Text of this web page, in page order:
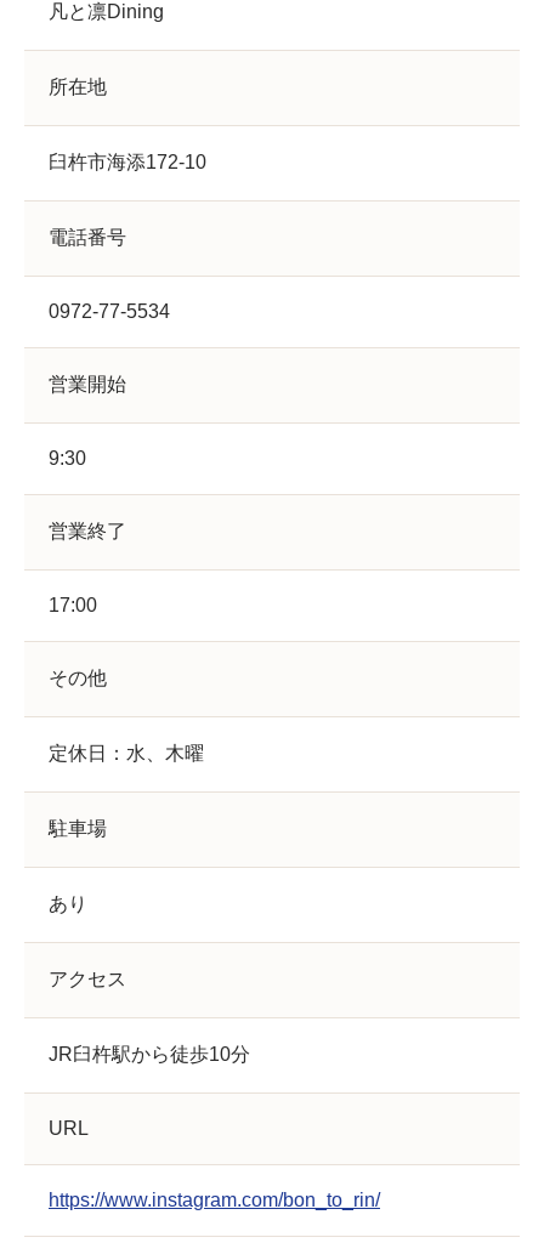
凡と凛Dining
所在地
臼杵市海添172-10
電話番号
0972-77-5534
営業開始
9:30
営業終了
17:00
その他
定休日：水、木曜
駐車場
あり
アクセス
JR臼杵駅から徒歩10分
URL
https://www.instagram.com/bon_to_rin/